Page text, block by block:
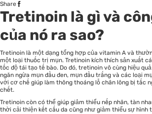
Share
Tretinoin là gì và
của nó ra sao?
Tretinoin là một dạng tổng hợp của vitamin A và
một loại thuốc trị mụn. Tretinoin kích thích sản xuất
tốc độ tái tạo tế bào. Do đó, tretinoin vô cùng hiệu
ngăn ngừa mụn đầu đen, mụn đầu trắng và các loại
với cơ chế giúp làm thông thoáng lỗ chân lông bị tắc
chết.
Tretinoin còn có thể giúp giảm thiểu nếp nhăn, tàn
thời cải thiện kết cấu da cũng như giảm thiểu sự hình